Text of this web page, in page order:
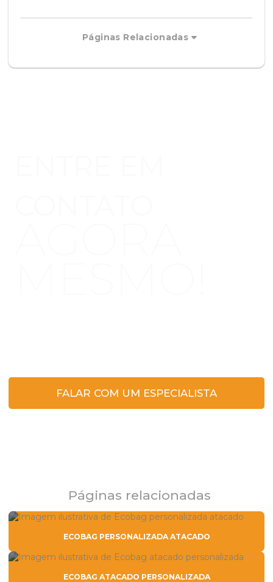
Páginas Relacionadas
FALAR COM UM ESPECIALISTA
Páginas relacionadas
ECOBAG PERSONALIZADA ATACADO
ECOBAG ATACADO PERSONALIZADA